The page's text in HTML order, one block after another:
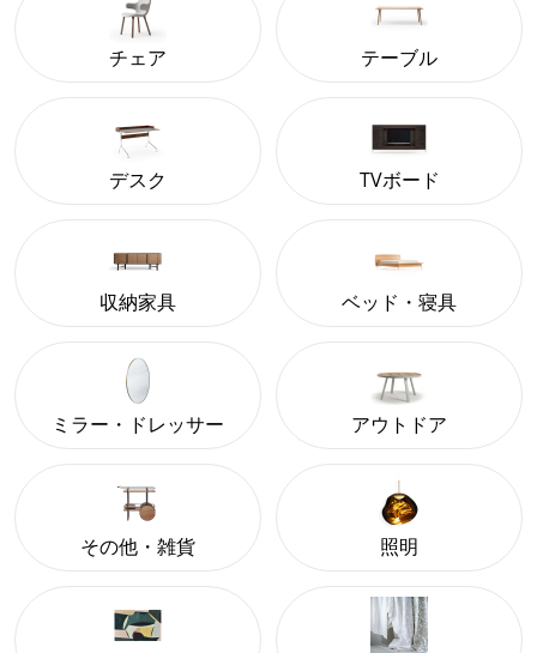
チェア テーブル
デスク TVボード
収納家具 ベッド・寝具
ミラー・ドレッサー アウトドア
その他・雑貨 照明